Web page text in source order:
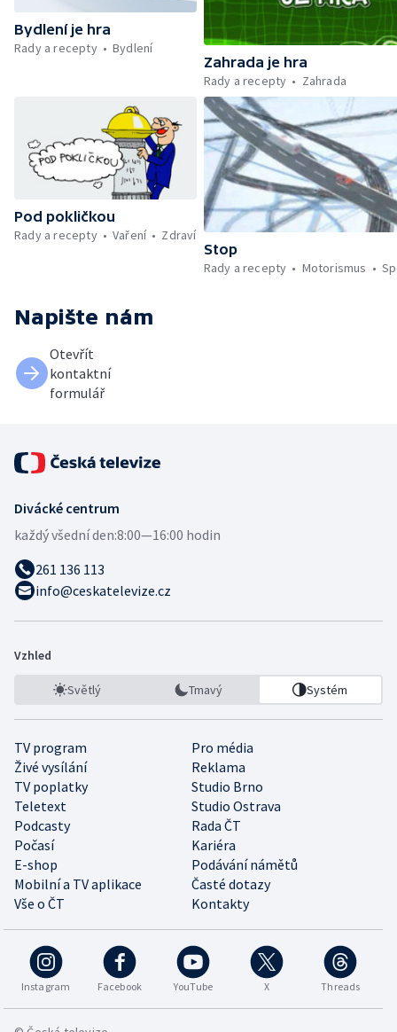
Bydlení je hra
Rady a recepty
Bydlení
Zahrada je hra
Rady a recepty
Zahrada
Pod pokličkou
Rady a recepty
Vaření
Zdraví
Stop
Rady a recepty
Motorismus
Napište nám
Otevřít
kontaktní
formulář
Divácké centrum
každý všední den:8:00—16:00 hodin
261 136 113
info@ceskatelevize.cz
Vzhled
Světlý Tmavý Systém
TV program
Pro média
Živé vysílání
Reklama
TV poplatky
Studio Brno
Teletext
Studio Ostrava
Podcasty
Rada ČT
Počasí
Kariéra
E-shop
Podávání námětů
Mobilní a TV aplikace
Časté dotazy
Vše o ČT
Kontakty
Instagram Facebook YouTube X Threads